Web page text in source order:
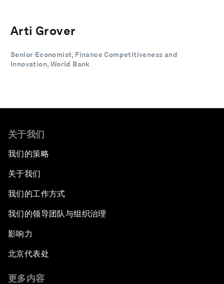
Arti Grover
Senior Economist, Finance Competitiveness and
Innovation, World Bank
关于我们
我们的策略
关于我们
我们的工作方式
我们的领导团队与组织治理
影响力
北京代表处
更多内容